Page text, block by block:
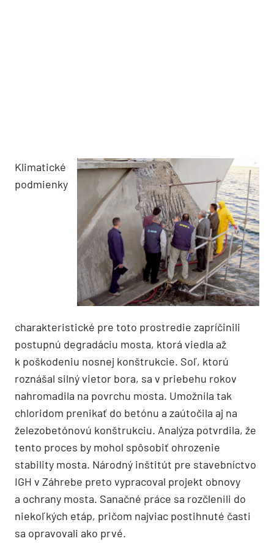
Klimatické
podmienky
charakteristické pre toto prostredie zapríčinili
postupnú degradáciu mosta, ktorá viedla až
k poškodeniu nosnej konštrukcie. Soľ, ktorú
roznášal silný vietor bora, sa v priebehu rokov
nahromadila na povrchu mosta. Umožnila tak
chloridom prenikať do betónu a zaútočila aj na
železobetónovú konštrukciu. Analýza potvrdila, že
tento proces by mohol spôsobiť ohrozenie
stability mosta. Národný inštitút pre stavebníctvo
IGH v Záhrebe preto vypracoval projekt obnovy
a ochrany mosta. Sanačné práce sa rozčlenili do
niekoľkých etáp, pričom najviac postihnuté časti
sa opravovali ako prvé.